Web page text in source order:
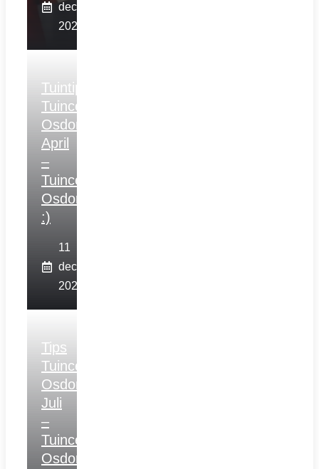
december
2025
Tuintips
Tuincentrum
Osdorp
April
–
Tuincentrum
Osdorp
:)
11
december
2025
Tips
Tuincentrum
Osdorp
Juli
–
Tuincentrum
Osdorp